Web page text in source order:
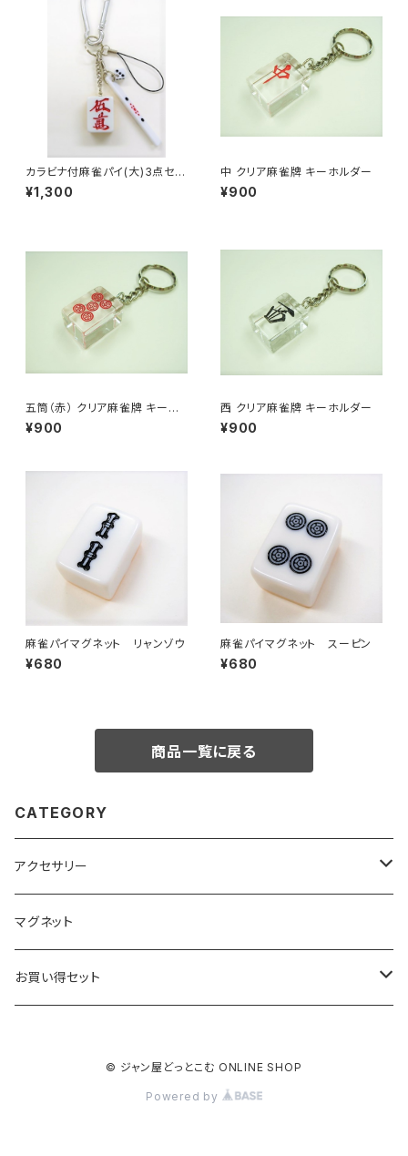
カラビナ付麻雀パイ(大)3点セッ
ト キーホルダー 【赤ウーマ
ン】
¥1,300
中 クリア麻雀牌 キーホルダー
¥900
五筒（赤） クリア麻雀牌 キーホ
ルダー
¥900
西 クリア麻雀牌 キーホルダー
¥900
麻雀パイマグネット リャンゾウ
¥680
麻雀パイマグネット スーピン
¥680
商品一覧に戻る
CATEGORY
アクセサリー
キーホルダー
ベーシック
ストラップ
マグネット
お買い得セット
© ジャン屋どっとこむ ONLINE SHOP
Powered by